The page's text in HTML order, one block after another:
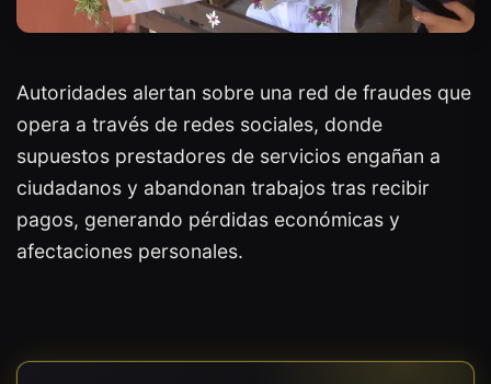
Autoridades alertan sobre una red de fraudes que
opera a través de redes sociales, donde
supuestos prestadores de servicios engañan a
ciudadanos y abandonan trabajos tras recibir
pagos, generando pérdidas económicas y
afectaciones personales.